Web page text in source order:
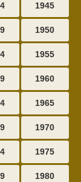
1945
1950
1955
1960
1965
1970
1975
1980